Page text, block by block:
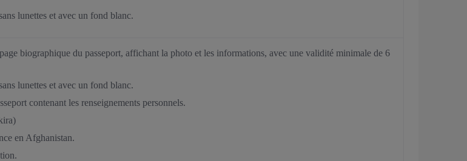
lunettes et avec un fond blanc.
biographique du passeport, affichant la photo et les informations, avec une validité minimale de 6
lunettes et avec un fond blanc.
contenant les renseignements personnels.
en Afghanistan.